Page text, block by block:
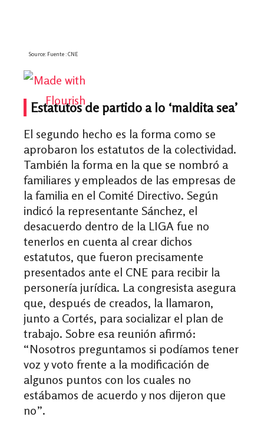
Estatutos de partido a lo ‘maldita sea’
El segundo hecho es la forma como se
aprobaron los estatutos de la colectividad.
También la forma en la que se nombró a
familiares y empleados de las empresas de
la familia en el Comité Directivo. Según
indicó la representante Sánchez, el
desacuerdo dentro de la LIGA fue no
tenerlos en cuenta al crear dichos
estatutos, que fueron precisamente
presentados ante el CNE para recibir la
personería jurídica. La congresista asegura
que, después de creados, la llamaron,
junto a Cortés, para socializar el plan de
trabajo. Sobre esa reunión afirmó:
“Nosotros preguntamos si podíamos tener
voz y voto frente a la modificación de
algunos puntos con los cuales no
estábamos de acuerdo y nos dijeron que
no”.